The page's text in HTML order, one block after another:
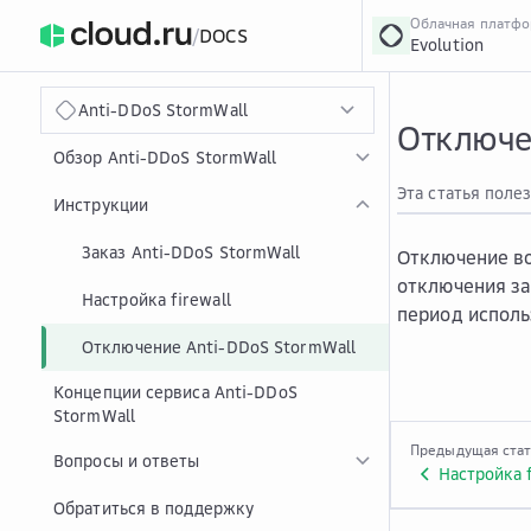
/DOCS
Облачная
Evolution
Anti-DDoS StormWall
Обзор Anti-DDoS StormWall
Инструкции
Заказ Anti-DDoS StormWall
Настройка firewall
Отключение Anti-DDoS StormWall
Концепции сервиса Anti-DDoS
StormWall
Вопросы и ответы
Обратиться в поддержку
Эта статья
Отключение
отключения
период
Предыдущая
Настройка